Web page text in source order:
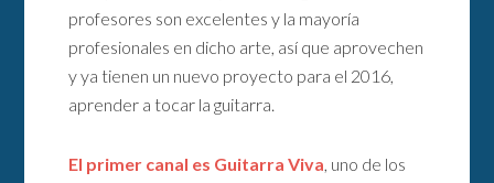
profesores son excelentes y la mayoría
profesionales en dicho arte, así que aprovechen
y ya tienen un nuevo proyecto para el 2016,
aprender a tocar la guitarra.
El primer canal es Guitarra Viva, uno de los